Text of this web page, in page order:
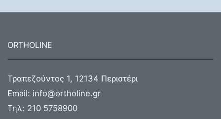
ORTHOLINE
Τραπεζούντος 1, 12134 Περιστέρι
Email: info@ortholine.gr
Τηλ: 210 5758900